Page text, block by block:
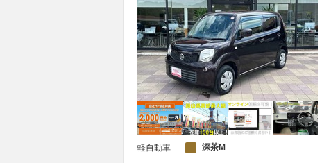
軽自動車 深茶M